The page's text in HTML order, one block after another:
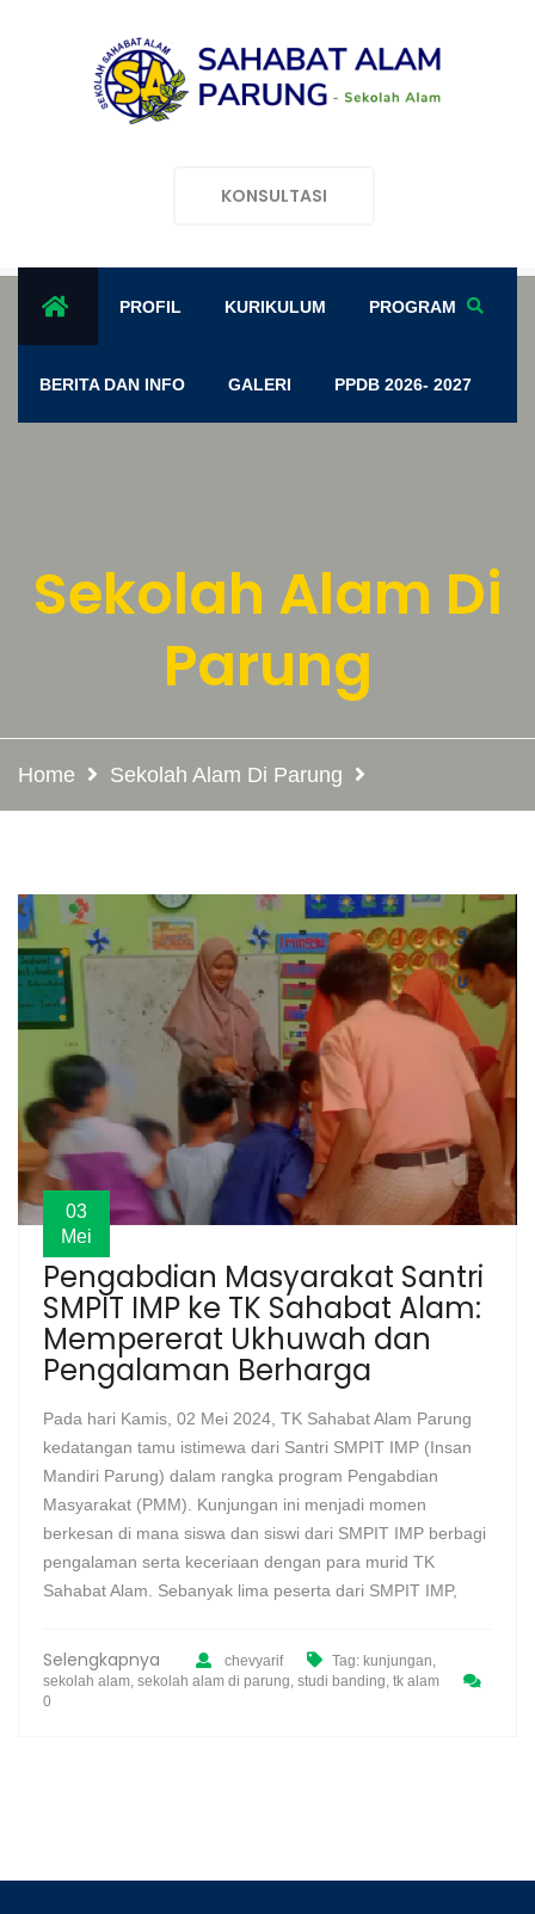
KONSULTASI
PROFIL KURIKULUM PROGRAM
BERITA DAN INFO GALERI PPDB 2026- 2027
Sekolah Alam Di
Parung
Home Sekolah Alam Di Parung
03
Mei
Pengabdian Masyarakat Santri
SMPIT IMP ke TK Sahabat Alam:
Mempererat Ukhuwah dan
Pengalaman Berharga
Pada hari Kamis, 02 Mei 2024, TK Sahabat Alam Parung
kedatangan tamu istimewa dari Santri SMPIT IMP (Insan
Mandiri Parung) dalam rangka program Pengabdian
Masyarakat (PMM). Kunjungan ini menjadi momen
berkesan di mana siswa dan siswi dari SMPIT IMP berbagi
pengalaman serta keceriaan dengan para murid TK
Sahabat Alam. Sebanyak lima peserta dari SMPIT IMP,
Selengkapnya chevyarif Tag: kunjungan,
sekolah alam, sekolah alam di parung, studi banding, tk alam
0